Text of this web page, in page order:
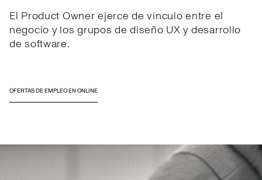
El Product Owner ejerce de vínculo entre el
negocio y los grupos de diseño UX y desarrollo
de software.
OFERTAS DE EMPLEO EN ONLINE